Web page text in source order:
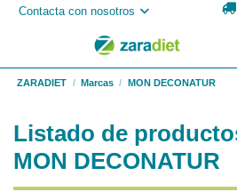
Contacta con nosotros
ZARADIET Marcas MON DECONATUR
Listado de
MON DECONATUR